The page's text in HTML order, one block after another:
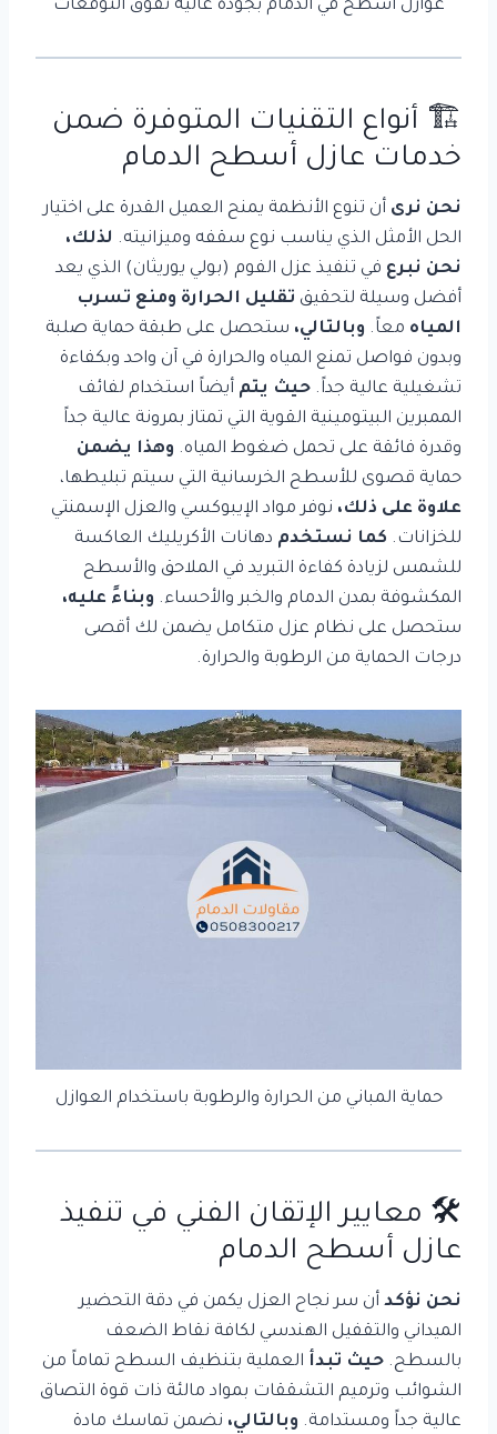
عوازل أسطح في الدمام بجودة عالية تفوق التوقعات
🏗️ أنواع التقنيات المتوفرة ضمن
خدمات عازل أسطح الدمام
نحن نرى أن تنوع الأنظمة يمنح العميل القدرة على اختيار
الحل الأمثل الذي يناسب نوع سقفه وميزانيته. لذلك،
نحن نبرع في تنفيذ عزل الفوم (بولي يوريثان) الذي يعد
أفضل وسيلة لتحقيق تقليل الحرارة ومنع تسرب
المياه معاً. وبالتالي، ستحصل على طبقة حماية صلبة
وبدون فواصل تمنع المياه والحرارة في آن واحد وبكفاءة
تشغيلية عالية جداً. حيث يتم أيضاً استخدام لفائف
الممبرين البيتومينية القوية التي تمتاز بمرونة عالية جداً
وقدرة فائقة على تحمل ضغوط المياه. وهذا يضمن
حماية قصوى للأسطح الخرسانية التي سيتم تبليطها،
علاوة على ذلك، نوفر مواد الإيبوكسي والعزل الإسمنتي
للخزانات. كما نستخدم دهانات الأكريليك العاكسة
للشمس لزيادة كفاءة التبريد في الملاحق والأسطح
المكشوفة بمدن الدمام والخبر والأحساء. وبناءً عليه،
ستحصل على نظام عزل متكامل يضمن لك أقصى
درجات الحماية من الرطوبة والحرارة.
حماية المباني من الحرارة والرطوبة باستخدام العوازل
🛠️ معايير الإتقان الفني في تنفيذ
عازل أسطح الدمام
نحن نؤكد أن سر نجاح العزل يكمن في دقة التحضير
الميداني والتقفيل الهندسي لكافة نقاط الضعف
بالسطح. حيث تبدأ العملية بتنظيف السطح تماماً من
الشوائب وترميم التشققات بمواد مالئة ذات قوة التصاق
عالية جداً ومستدامة. وبالتالي، نضمن تماسك مادة